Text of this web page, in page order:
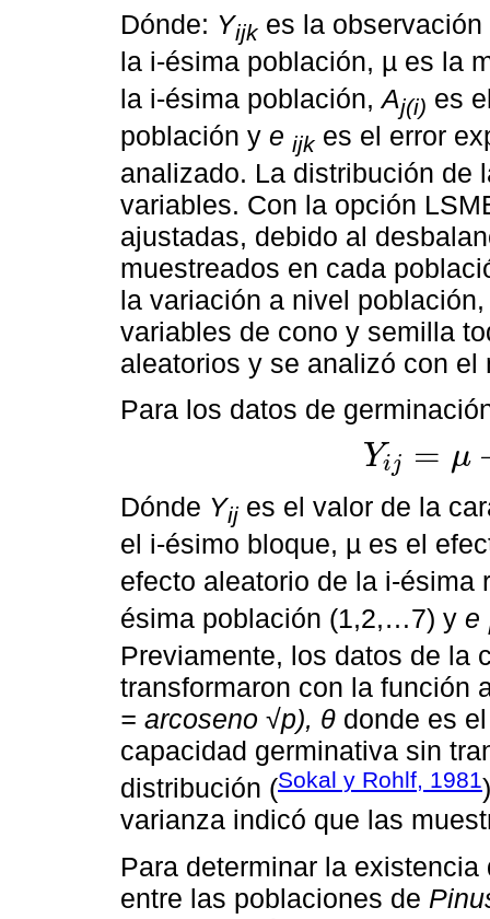
Dónde: Yijk es la
la i-ésima población, µ es la
la i-ésima población,Aj(i) es
población y e ijk es el error
analizado. La distribución de
variables. Con la opción
ajustadas, debido al
muestreados en cada
la variación a nivel
variables de cono y semilla
aleatorios y se analizó con el
Para los datos de
Yij = μ
Yij =μ+ i+Pj eij
Dónde Yij es el valor de la
el i-ésimo bloque, µ es el
efecto aleatorio de la i-ésima
ésima población (1,2,…7) y e
Previamente, los datos de la
transformaron con la función
= arcoseno √p), θ donde es
capacidad germinativa sin
distribución (Sokal y Rohlf, 1981
varianza indicó que las
Para determinar la
entre las poblaciones de